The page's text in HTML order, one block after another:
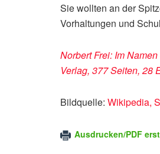
Sie wollten an der
Vorhaltungen und
Norbert Frei: Im
Verlag, 377 Seiten, 28
Bildquelle: Wikipedia,
Ausdrucken/PDF